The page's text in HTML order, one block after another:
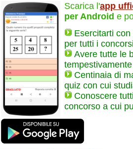
Scarica l'app
per Android e
Esercitarti
per tutti i concorsi
Avere tutte le
Centinaia di
quiz con cui
Conoscere
concorso a cui